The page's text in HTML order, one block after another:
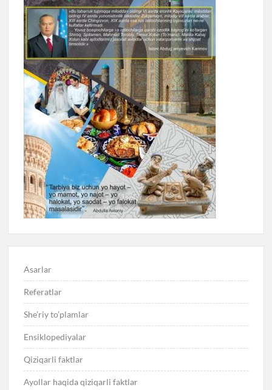
Asarlar
Referatlar
She’riy to’plamlar
Ensiklopediyalar
Qiziqarli faktlar
Ayollar haqida qiziqarli faktlar